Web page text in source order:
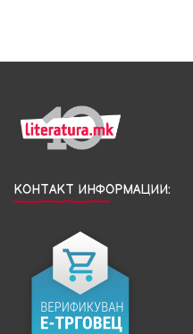
КОНТАКТ ИНФОРМАЦИИ: